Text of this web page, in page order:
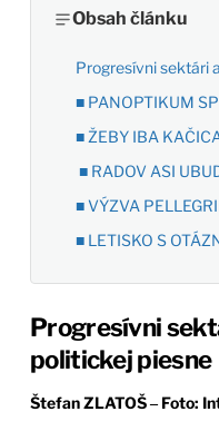
Obsah článku
Progresívni sektári
■ PANOPTIKUM
■ ŽEBY IBA
■ RADOV ASI
■ VÝZVA
■ LETISKO S
Progresívni
politickej piesne
Štefan ZLATOŠ‒ Foto: